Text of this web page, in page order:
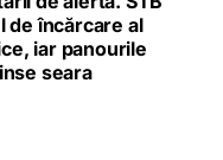
de încărcare al
iar panourile
seara